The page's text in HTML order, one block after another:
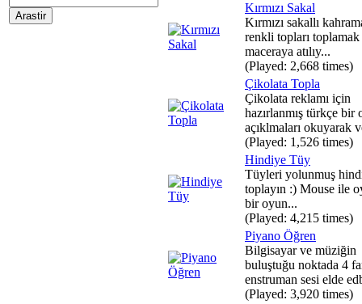
Kırmızı Sakal
Kırmızı sakallı
renkli topları
maceraya atılıy...
(Played: 2,668 times)
Çikolata Topla
Çikolata reklamı için
hazırlanmış türkçe bir
açıklmaları okuyarak
(Played: 1,526 times)
Hindiye Tüy
Tüyleri yolunmuş
toplayın :) Mouse ile
bir oyun...
(Played: 4,215 times)
Piyano Öğren
Bilgisayar ve müziğin
buluştuğu noktada 4
enstruman sesi elde
(Played: 3,920 times)